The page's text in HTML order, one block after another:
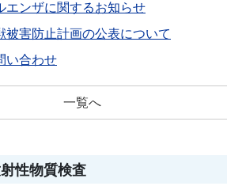
エンザに関するお知らせ
被害防止計画の公表について
い合わせ
一覧へ
性物質検査